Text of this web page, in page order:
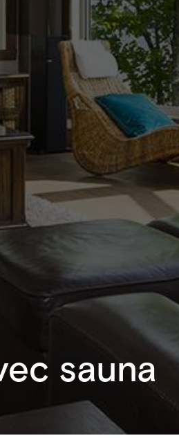
sauna